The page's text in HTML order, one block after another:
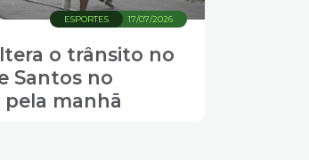
17/07/2026
ESPORTES
o trânsito no
Santos no
manhã